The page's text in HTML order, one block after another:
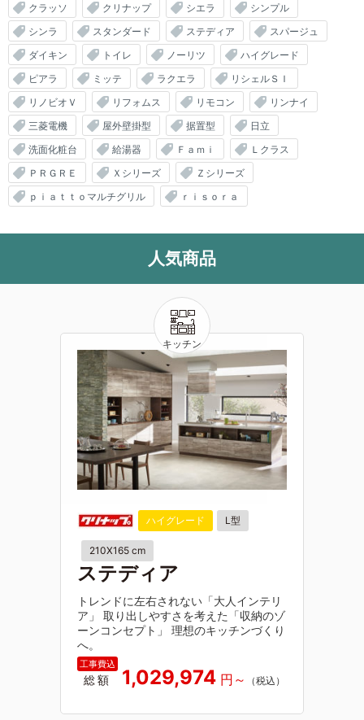
クラッソ
クリナップ シエラ
シンプル
シンラ
スタンダード ステディア
スパージュ
ダイキン
トイレ ノーリツ
ハイグレード
ピアラ
ミッテ ラクエラ
リシェルＳＩ
リノビオＶ
リフォムス リモコン
リンナイ
三菱電機
屋外壁掛型 据置型
日立
洗面化粧台
給湯器 Ｆａｍｉ
Ｌクラス
ＰＲＧＲＥ
Ｘシリーズ
Ｚシリーズ
ｐｉａｔｔｏマルチグリル
ｒｉｓｏｒａ
人気商品
ハイグレード L型
210X165 cm
ステディア
トレンドに左右されない「大人インテリ
ア」 取り出しやすさを考えた「収納のゾ
ーンコンセプト」 理想のキッチンづくり
へ。
総額 1,029,974